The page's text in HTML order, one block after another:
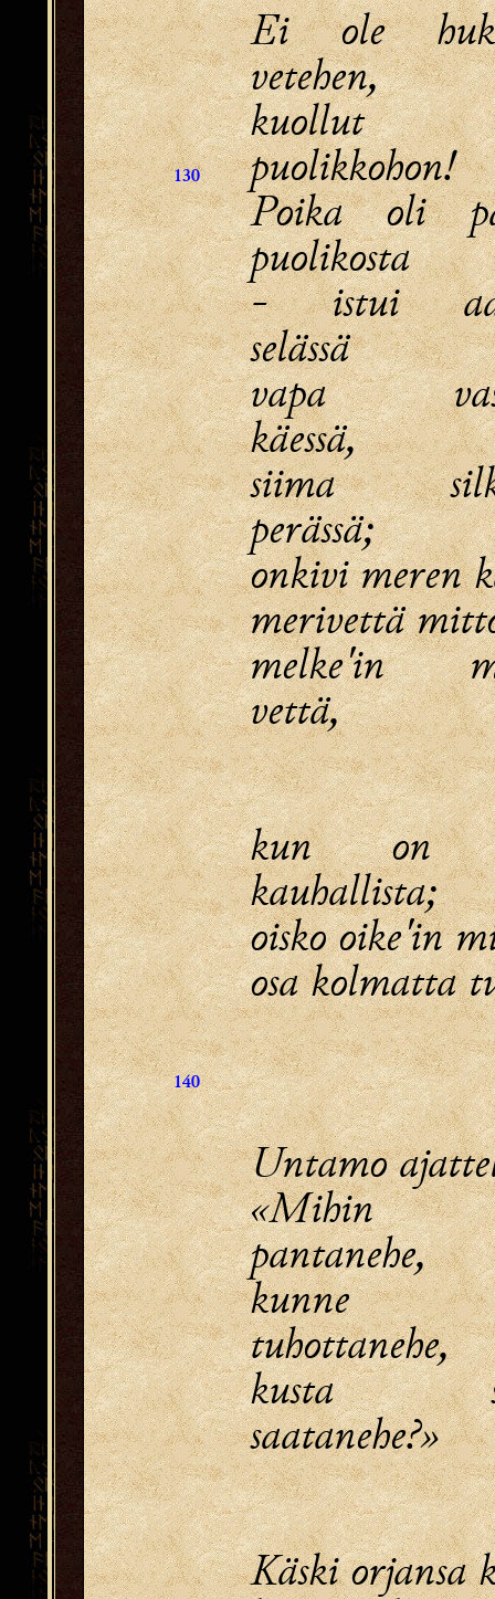
130
Ei ole
vetehen,
kuollut
puolikkohon!
Poika oli
puolikosta
- istui
selässä
vapa
käessä,
siima
perässä;
onkivi meren
merivettä
melke'in
vettä,
140
kun on
kauhallista;
oisko oike'in
osa kolmatta
Untamo
«Mihin
pantanehe,
kunne
tuhottanehe,
kusta
saatanehe?»
Käski orjansa